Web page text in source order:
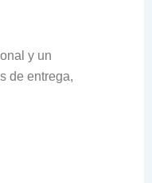
y un
de entrega,